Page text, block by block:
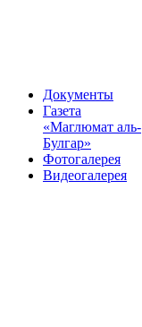
Документы
Газета
«Маглюмат аль-
Булгар»
Фотогалерея
Видеогалерея